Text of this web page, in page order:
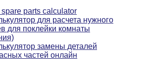
parts calculator
для расчета нужного
для поклейки комнаты
замены деталей
частей онлайн